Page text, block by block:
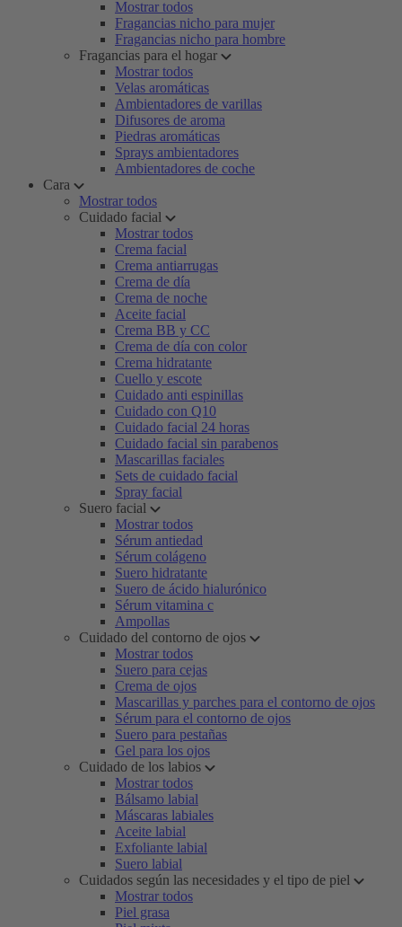
Mostrar todos
Fragancias nicho para mujer
Fragancias nicho para hombre
Fragancias para el hogar
Mostrar todos
Velas aromáticas
Ambientadores de varillas
Difusores de aroma
Piedras aromáticas
Sprays ambientadores
Ambientadores de coche
Cara
Mostrar todos
Cuidado facial
Mostrar todos
Crema facial
Crema antiarrugas
Crema de día
Crema de noche
Aceite facial
Crema BB y CC
Crema de día con color
Crema hidratante
Cuello y escote
Cuidado anti espinillas
Cuidado con Q10
Cuidado facial 24 horas
Cuidado facial sin parabenos
Mascarillas faciales
Sets de cuidado facial
Spray facial
Suero facial
Mostrar todos
Sérum antiedad
Sérum colágeno
Suero hidratante
Suero de ácido hialurónico
Sérum vitamina c
Ampollas
Cuidado del contorno de ojos
Mostrar todos
Suero para cejas
Crema de ojos
Mascarillas y parches para el contorno de ojos
Sérum para el contorno de ojos
Suero para pestañas
Gel para los ojos
Cuidado de los labios
Mostrar todos
Bálsamo labial
Máscaras labiales
Aceite labial
Exfoliante labial
Suero labial
Cuidados según las necesidades y el tipo de piel
Mostrar todos
Piel grasa